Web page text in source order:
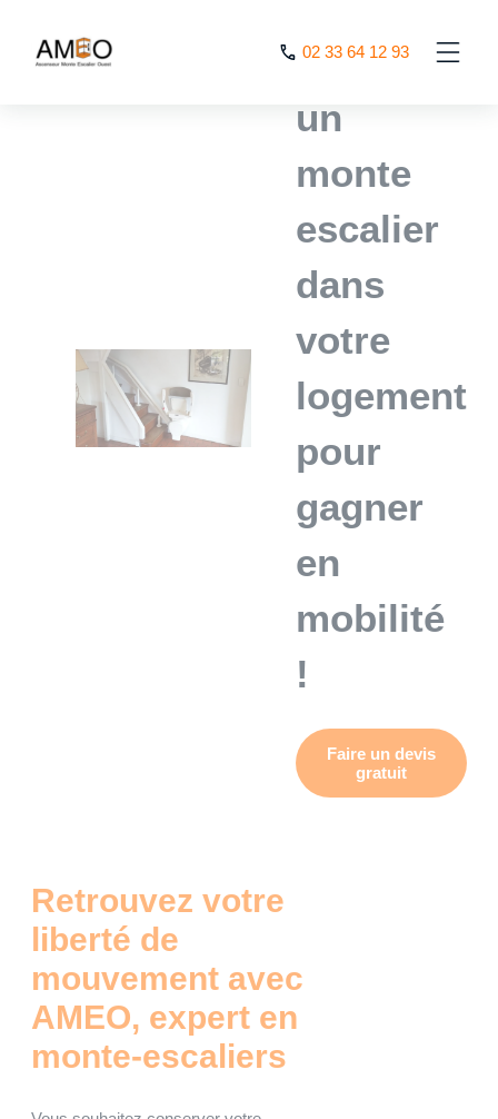
02 33 64 12 93
Installez
un
monte
escalier
dans
votre
logement
pour
gagner
en
mobilité
!
Faire un devis
gratuit
Retrouvez votre
liberté de
mouvement avec
AMEO, expert en
monte-escaliers